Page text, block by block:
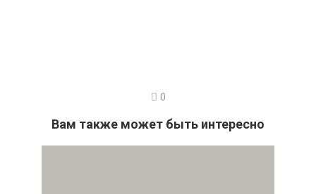
0
Вам также может быть интересно